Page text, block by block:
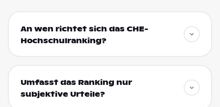
An wen richtet sich das CHE-
Hochschulranking?
Umfasst das Ranking nur
subjektive Urteile?